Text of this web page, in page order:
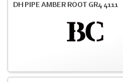
DH PIPE AMBER ROOT GR4 4111